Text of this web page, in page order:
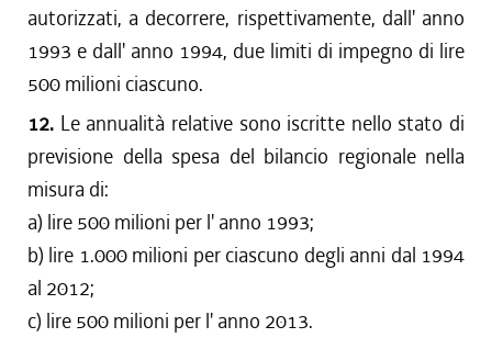
autorizzati, a decorrere, rispettivamente, dall' anno
1993 e dall' anno 1994, due limiti di impegno di lire
500 milioni ciascuno.
12. Le annualità relative sono iscritte nello stato di
previsione della spesa del bilancio regionale nella
misura di:
a) lire 500 milioni per l' anno 1993;
b) lire 1.000 milioni per ciascuno degli anni dal 1994
al 2012;
c) lire 500 milioni per l' anno 2013.